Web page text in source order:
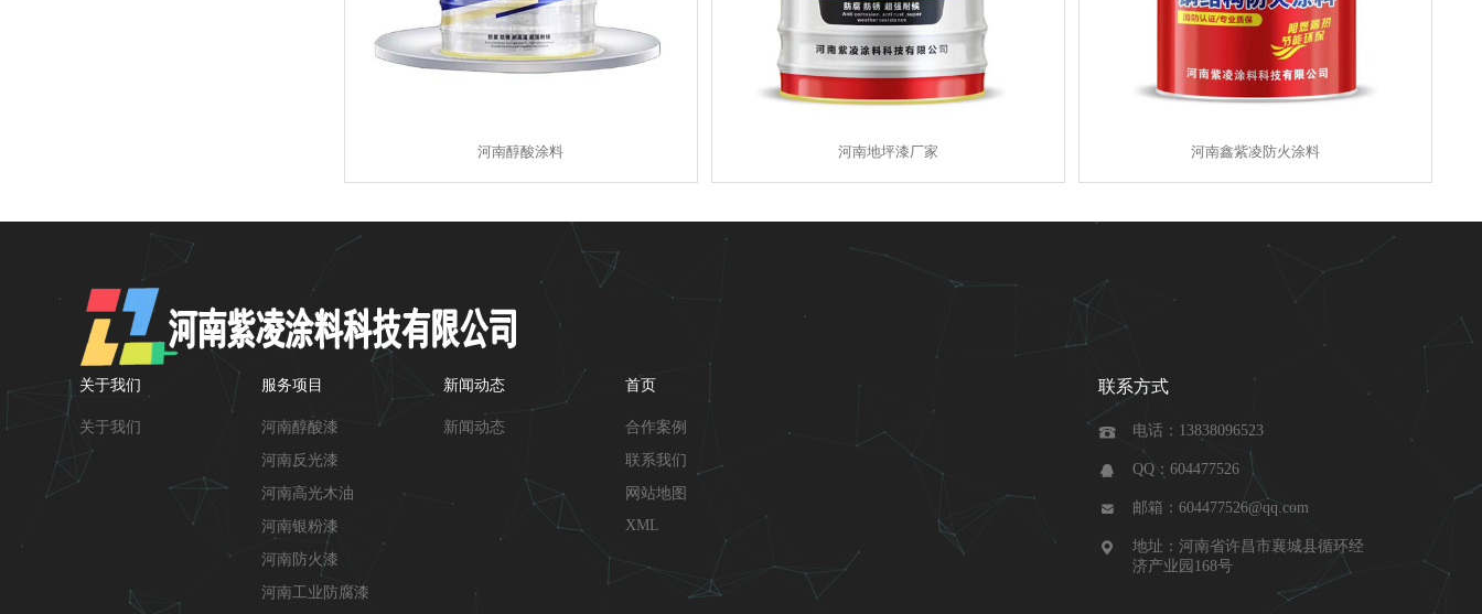
河南醇酸涂料 河南地坪漆厂家 河南鑫紫凌防火涂料
关于我们
关于我们
服务项目
河南醇酸漆
河南反光漆
河南高光木油
河南银粉漆
河南防火漆
河南工业防腐漆
新闻动态
新闻动态
首页
合作案例
联系我们
网站地图
XML
联系方式
 电话：13838096523
 QQ：604477526
 邮箱：604477526@qq.com

地址：河南省许昌市襄城县循环经
济产业园168号